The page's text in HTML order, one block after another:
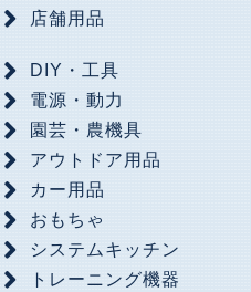
店舗用品
DIY・工具
電源・動力
園芸・農機具
アウトドア用品
カー用品
おもちゃ
システムキッチン
トレーニング機器